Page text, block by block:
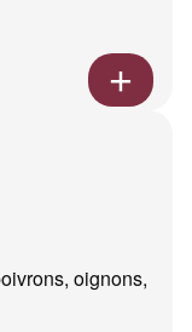
oignons,